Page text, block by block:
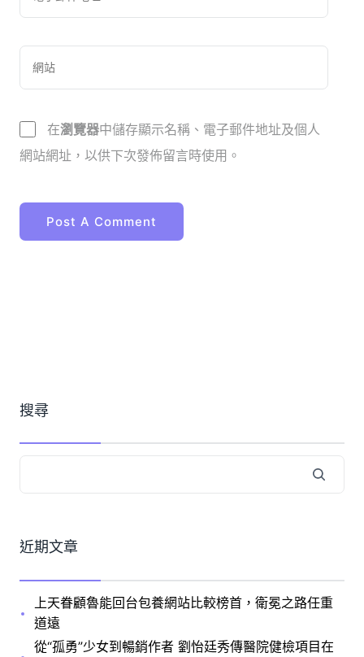
在瀏覽器中儲存顯示名稱、電子郵件地址及個人
網站網址，以供下次發佈留言時使用。
搜尋
近期文章
上天眷顧魯能回台包養網站比較榜首，衛冕之路任重
道遠
從“孤勇”少女到暢銷作者 劉怡廷秀傳醫院健檢項目在